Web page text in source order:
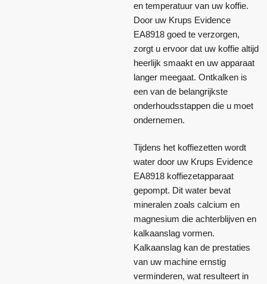
en temperatuur van uw koffie.
Door uw Krups Evidence
EA8918 goed te verzorgen,
zorgt u ervoor dat uw koffie altijd
heerlijk smaakt en uw apparaat
langer meegaat. Ontkalken is
een van de belangrijkste
onderhoudsstappen die u moet
ondernemen.
Tijdens het koffiezetten wordt
water door uw Krups Evidence
EA8918 koffiezetapparaat
gepompt. Dit water bevat
mineralen zoals calcium en
magnesium die achterblijven en
kalkaanslag vormen.
Kalkaanslag kan de prestaties
van uw machine ernstig
verminderen, wat resulteert in